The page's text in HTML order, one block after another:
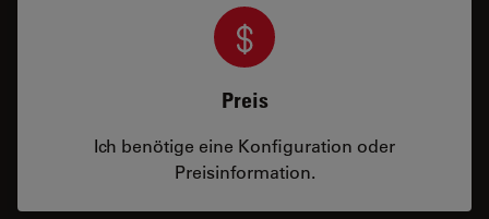
Preis
Ich benötige eine Konfiguration oder
Preisinformation.